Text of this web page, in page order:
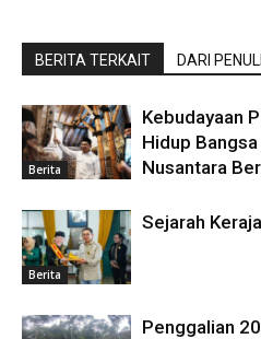
BERITA TERKAIT DARI
Berita
Kebudayaan
Hidup
Nusantara
Berita
Sejarah
Penggalian